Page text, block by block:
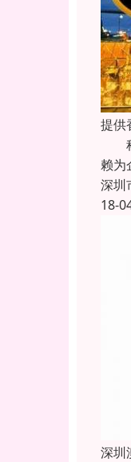
提供
科
赖为
深圳
18-
深圳